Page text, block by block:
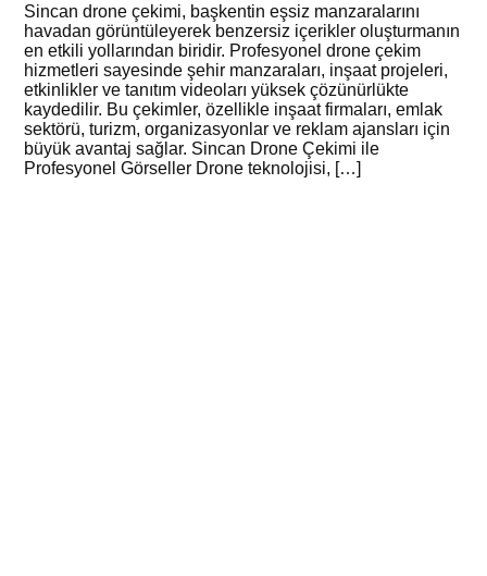
Sincan drone çekimi, başkentin eşsiz manzaralarını
havadan görüntüleyerek benzersiz içerikler oluşturmanın
en etkili yollarından biridir. Profesyonel drone çekim
hizmetleri sayesinde şehir manzaraları, inşaat projeleri,
etkinlikler ve tanıtım videoları yüksek çözünürlükte
kaydedilir. Bu çekimler, özellikle inşaat firmaları, emlak
sektörü, turizm, organizasyonlar ve reklam ajansları için
büyük avantaj sağlar. Sincan Drone Çekimi ile
Profesyonel Görseller Drone teknolojisi, […]